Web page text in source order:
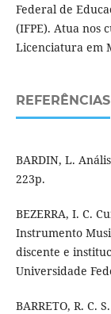
Federal de
(IFPE). Atua nos
Licenciatura em
REFERÊNCIAS
BARDIN, L.
223p.
BEZERRA, I. C.
Instrumento
discente e
Universidade
BARRETO, R. C.